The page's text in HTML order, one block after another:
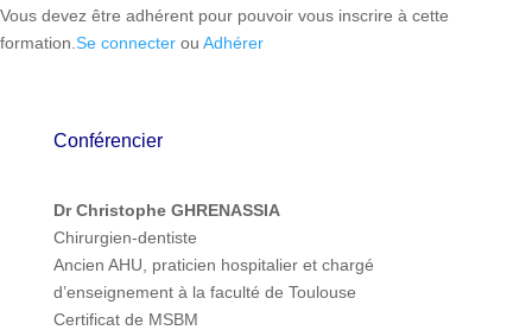
septembre
2026
Vous devez être adhérent pour pouvoir vous inscrire à cette
formation. Se connecter ou Adhérer
Conférencier
Dr Christophe GHRENASSIA
Chirurgien-dentiste
Ancien AHU, praticien hospitalier et chargé
d’enseignement à la faculté de Toulouse
Certificat de MSBM